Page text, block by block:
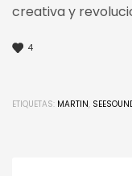
creativa y
4
ETIQUETAS: MARTIN,